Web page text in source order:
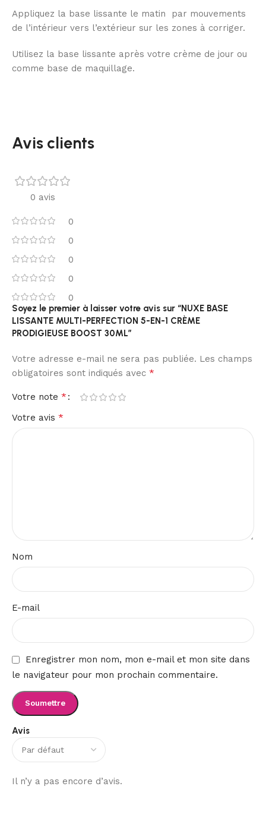
Appliquez la base lissante le matin par mouvements
de l’intérieur vers l’extérieur sur les zones à corriger.
Utilisez la base lissante après votre crème de jour ou
comme base de maquillage.
Avis clients
0 avis
0
0
0
0
0
Avis
Il n’y a pas encore d’avis.
Soyez le premier à laisser votre avis sur “NUXE BASE
LISSANTE MULTI-PERFECTION 5-EN-1 CRÈME
PRODIGIEUSE BOOST 30ML”
Votre adresse e-mail ne sera pas publiée. Les champs
obligatoires sont indiqués avec *
Votre note *
Votre avis *
Nom
E-mail
Enregistrer mon nom, mon e-mail et mon site dans
le navigateur pour mon prochain commentaire.